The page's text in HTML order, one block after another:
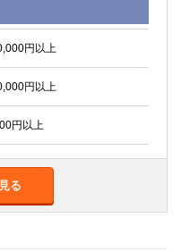
円以上
円以上
円以上
る